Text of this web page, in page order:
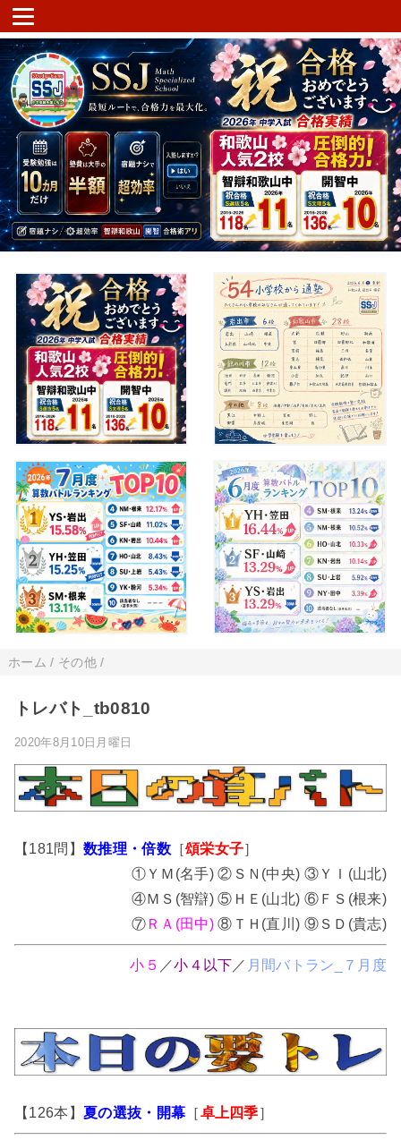
ホーム / その他/
トレバト_tb0810
2020年8月10日月曜日
【181問】 数推理・倍数［頌栄女子］
①ＹＭ(名手) ②ＳＮ(中央) ③ＹＩ(山北)
④ＭＳ(智辯) ⑤ＨＥ(山北) ⑥ＦＳ(根来)
⑦ＲＡ(田中)⑧ＴＨ(直川) ⑨ＳＤ(貴志)
小５ ／小４以下 ／ 月間バトラン_７月度
【126本】 夏の選抜・開幕 ［卓上四季］